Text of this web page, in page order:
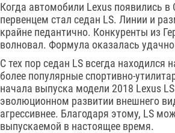
Когда автомобили Lexus появились
первенцем стал седан LS. Линии и
крайне педантично. Конкуренты из
волновал. Формула оказалась
С тех пор седан LS всегда
более популярные спортивно-
начала выпуска модели 2018 Lexus
эволюционном развитии внешнего
агрессивнее. Благодаря этому, LS
выпускаемой в настоящее время.